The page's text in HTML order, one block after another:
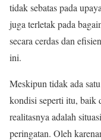
tidak sebatas pada
juga terletak pada
secara cerdas dan
ini.
Meskipun tidak ada
kondisi seperti itu, baik
realitasnya adalah
peringatan. Oleh